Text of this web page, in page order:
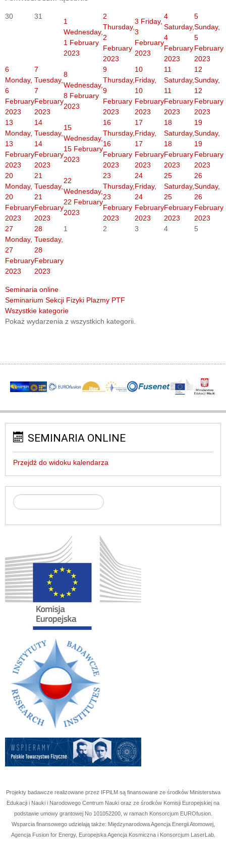
30 31
1
Wednesday,
1 February
2023
2
Thursday,
2
February
2023
3 Friday,
3
February
2023
4
Saturday,
4
February
2023
5
Sunday,
5
February
2023
6
Monday,
6
February
2023
7
Tuesday,
7
February
2023
8
Wednesday,
8 February
2023
9
Thursday,
9
February
2023
10
Friday,
10
February
2023
11
Saturday,
11
February
2023
12
Sunday,
12
February
2023
13
Monday,
13
February
2023
14
Tuesday,
14
February
2023
15
Wednesday,
15 February
2023
16
Thursday,
16
February
2023
17
Friday,
17
February
2023
18
Saturday,
18
February
2023
19
Sunday,
19
February
2023
20
Monday,
20
February
2023
21
Tuesday,
21
February
2023
22
Wednesday,
22 February
2023
23
Thursday,
23
February
2023
24
Friday,
24
February
2023
25
Saturday,
25
February
2023
26
Sunday,
26
February
2023
27
Monday,
27
February
2023
28
Tuesday,
28
February
2023
1 2 3 4 5
Seminaria online
Seminarium Sekcji Fizyki Plazmy PTF
Wszystkie kategorie
Pokaż wydarzenia z wszystkich kategorii.
SEMINARIA ONLINE
Przejdź do widoku kalendarza
Projekty badawcze realizowane przez IFPiLM są finansowane ze środków Ministerstwa
Edukacji i Nauki i Narodowego Centrum Nauki oraz ze środków Komisji Europejskiej na
podstawie umowy grantowej No 101052200, w ramach Konsorcjum EUROfusion.
Wsparcia finansowego udzielają także: Międzynarodowa Agencja Energii Atomowej,
Agencja Fusion for Energy, Europejska Agencja Kosmiczna i Konsorcjum LaserLab.